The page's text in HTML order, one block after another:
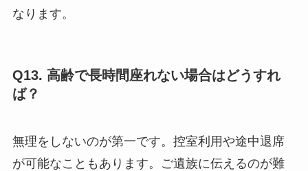
なります。
Q13. 高齢で長時間座れない場合はどうすれ
ば？
無理をしないのが第一です。控室利用や途中退席
が可能なこともあります。ご遺族に伝えるのが難